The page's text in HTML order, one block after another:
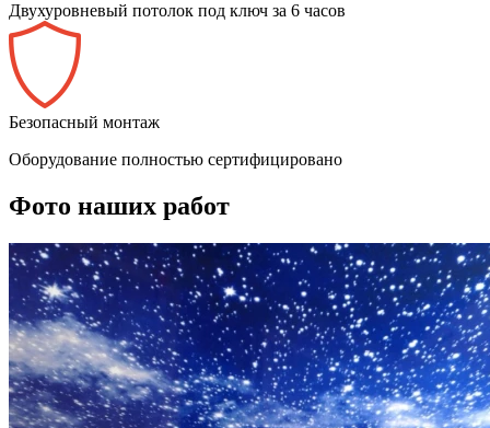
Двухуровневый потолок под ключ за 6 часов
Безопасный монтаж
Оборудование полностью сертифицировано
Фото наших работ